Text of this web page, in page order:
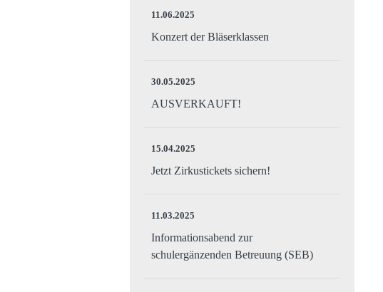
11.06.2025
Konzert der Bläserklassen
30.05.2025
AUSVERKAUFT!
15.04.2025
Jetzt Zirkustickets sichern!
11.03.2025
Informationsabend zur
schulergänzenden Betreuung (SEB)